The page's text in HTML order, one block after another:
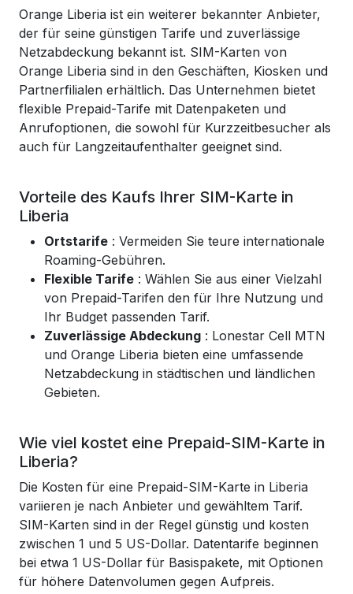
Orange Liberia ist ein weiterer bekannter Anbieter,
der für seine günstigen Tarife und zuverlässige
Netzabdeckung bekannt ist. SIM-Karten von
Orange Liberia sind in den Geschäften, Kiosken und
Partnerfilialen erhältlich. Das Unternehmen bietet
flexible Prepaid-Tarife mit Datenpaketen und
Anrufoptionen, die sowohl für Kurzzeitbesucher als
auch für Langzeitaufenthalter geeignet sind.
Vorteile des Kaufs Ihrer SIM-Karte in
Liberia
Ortstarife : Vermeiden Sie teure internationale
Roaming-Gebühren.
Flexible Tarife : Wählen Sie aus einer Vielzahl
von Prepaid-Tarifen den für Ihre Nutzung und
Ihr Budget passenden Tarif.
Zuverlässige Abdeckung : Lonestar Cell MTN
und Orange Liberia bieten eine umfassende
Netzabdeckung in städtischen und ländlichen
Gebieten.
Wie viel kostet eine Prepaid-SIM-Karte in
Liberia?
Die Kosten für eine Prepaid-SIM-Karte in Liberia
variieren je nach Anbieter und gewähltem Tarif.
SIM-Karten sind in der Regel günstig und kosten
zwischen 1 und 5 US-Dollar. Datentarife beginnen
bei etwa 1 US-Dollar für Basispakete, mit Optionen
für höhere Datenvolumen gegen Aufpreis.